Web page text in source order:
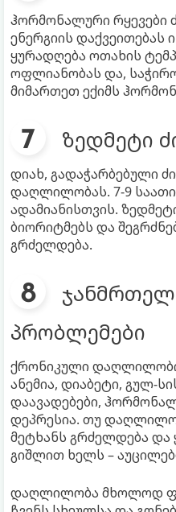
ჰორმონალური რყევები
ენერგიის დაქვეითებას
ყურადღება ოთახის
ოფლიანობას და,
მიმართეთ ექიმს
ზედმეტი
დიახ, გადაჭარბებული
დაღლილობას. 7-9
ადამიანისთვის.
ბიორიტმებს და
გრძელდება.
პრობლემები
ქრონიკული
ანემია, დიაბეტი, გულ-
დაავადებები,
დეპრესია. თუ
მეტხანს გრძელდება
გიშლით ხელს –
დაღლილობა მხოლოდ